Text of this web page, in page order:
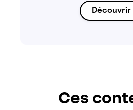
Découvrir
Ces